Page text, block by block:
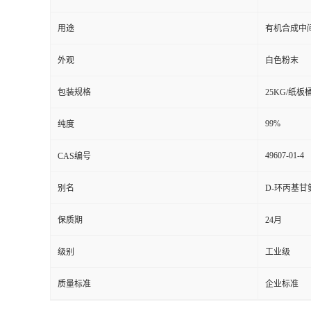
用途 有机合成中
外观 白色粉末
包装规格 25KG/纸板
纯度 99%
CAS编号 49607-01-4
别名 D-环丙基甘
保质期 24月
级别 工业级
质量标准 企业标准